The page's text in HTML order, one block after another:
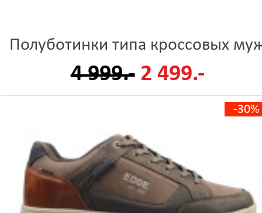
Полуботинки типа кроссовых
4 999.- 2 499.-
-30%